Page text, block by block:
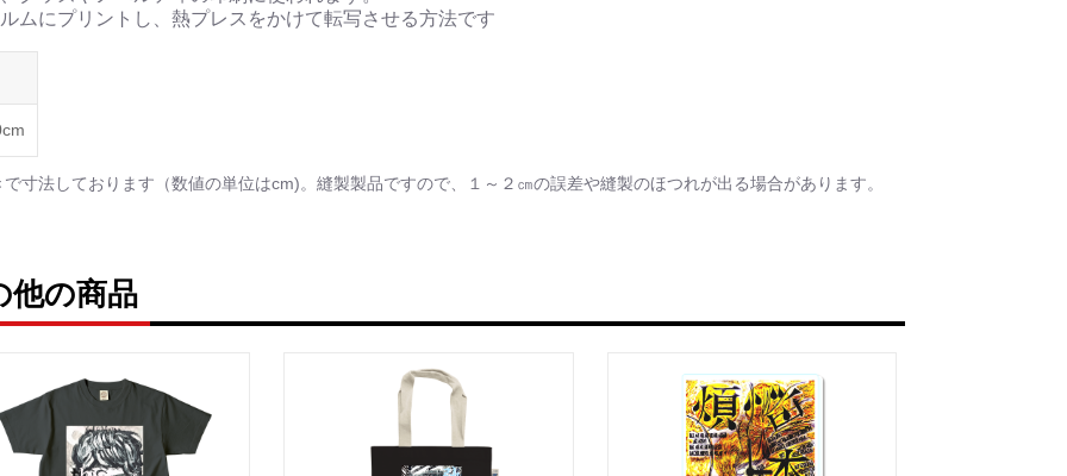
第2作品の章: “刺すように燃えるような眼差しは”部分
＿＿＿＿＿＿＿＿＿＿＿＿＿＿＿＿＿＿＿＿＿＿
<デザイン画集&グッズカタログ>
＿＿＿＿＿＿＿＿＿＿＿＿＿＿＿＿＿＿＿＿＿＿
ムにプリントし、熱プレスをかけて転写させる方法です
寸法しております（数値の単位はcm)。縫製製品ですので、１～２㎝の誤差や縫製のほつれが出る場合があります。
他の商品